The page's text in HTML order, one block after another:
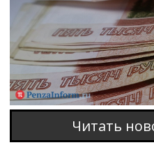
Читать